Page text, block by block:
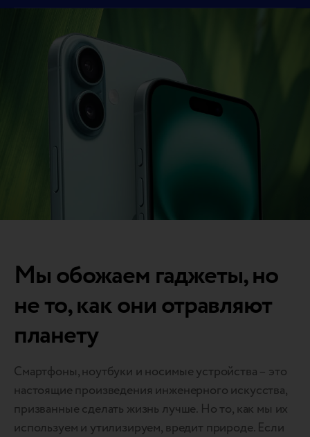
Мы обожаем гаджеты, но
не то, как они отравляют
планету
Смартфоны, ноутбуки и носимые устройства – это
настоящие произведения инженерного искусства,
призванные сделать жизнь лучше. Но то, как мы их
используем и утилизируем, вредит природе. Если